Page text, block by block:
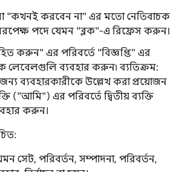
"কখনই করবেন না" এর মতো নেতিবাচক
পদে যেমন "ব্লক"-এ রিফ্রেস করুন।
করুন" এর পরিবর্তে "বিজ্ঞপ্তি" এর
লেবেলগুলি ব্যবহার করুন৷ ব্যতিক্রম:
ব্যবহারকারীকে উল্লেখ করা প্রয়োজন
("আমি") এর পরিবর্তে দ্বিতীয় ব্যক্তি
করুন।
সেট, পরিবর্তন, সম্পাদনা, পরিবর্তন,